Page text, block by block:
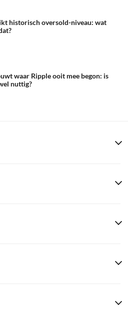
historisch oversold-niveau: wat
waar Ripple ooit mee begon: is
nuttig?